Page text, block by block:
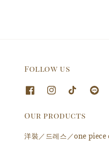
Follow us
Our products
洋裝／드레스／one piece